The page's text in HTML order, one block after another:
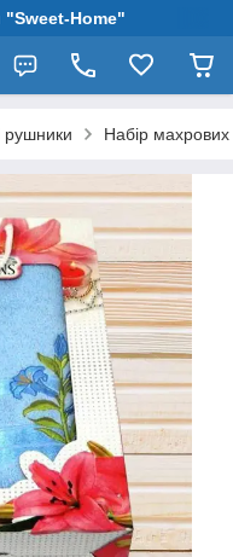
"Sweet-Home"
рушники Набір